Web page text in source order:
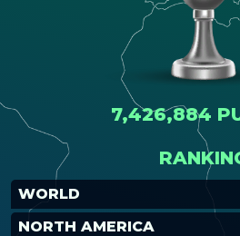
7,426,884
WORLD
NORTH AMERICA